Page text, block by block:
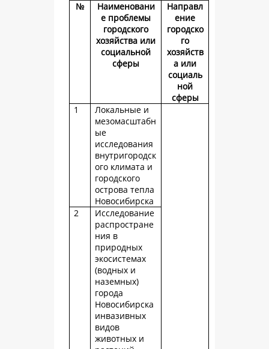
№
Наименовани
е проблемы
городского
хозяйства или
социальной
сферы
Направл
ение
городско
го
хозяйств
а или
социаль
ной
сферы
1
Локальные и
мезомасштабн
ые
исследования
внутригородск
ого климата и
городского
острова тепла
Новосибирска
2
Исследование
распростране
ния в
природных
экосистемах
(водных и
наземных)
города
Новосибирска
инвазивных
видов
животных и